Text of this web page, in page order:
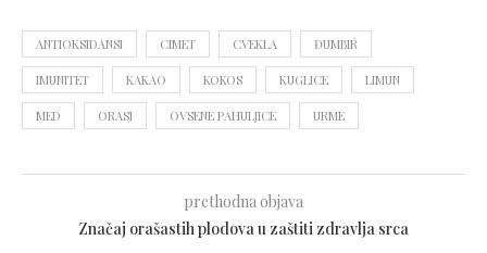
ANTIOKSIDANSI CIMET CVEKLA ĐUMBIR
IMUNITET KAKAO KOKOS KUGLICE LIMUN
MED ORASI OVSENE PAHULJICE URME
prethodna objava
Značaj orašastih plodova u zaštiti zdravlja srca